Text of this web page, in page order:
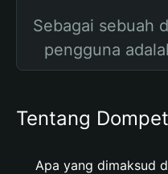
Sebagai sebuah
pengguna
Tentang
Apa yang dimaksud